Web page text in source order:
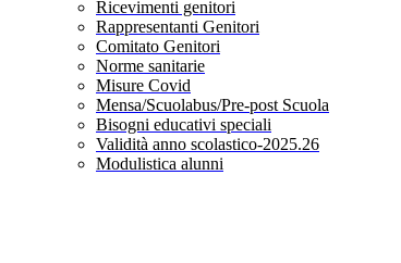
Ricevimenti genitori
Rappresentanti Genitori
Comitato Genitori
Norme sanitarie
Misure Covid
Mensa/Scuolabus/Pre-post Scuola
Bisogni educativi speciali
Validità anno scolastico-2025.26
Modulistica alunni